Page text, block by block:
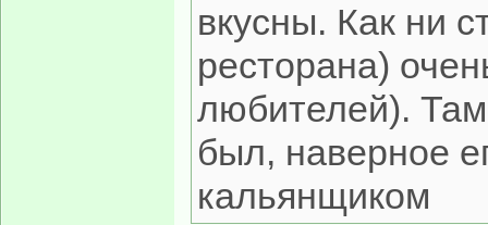
вкусны. Как ни
ресторана)
любителей).
был, наверное
кальянщиком